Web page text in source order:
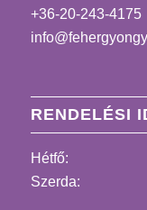
+36-20-243-4175
RENDELÉSI
Hétfő:
Szerda: